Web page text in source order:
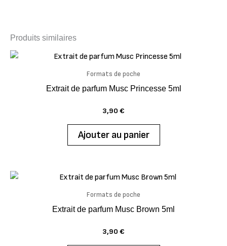
Produits similaires
Formats de poche
Extrait de parfum Musc Princesse 5ml
3,90 €
Ajouter au panier
Formats de poche
Extrait de parfum Musc Brown 5ml
3,90 €